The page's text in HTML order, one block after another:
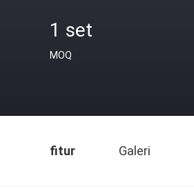
1 set
MOQ
fitur Galeri